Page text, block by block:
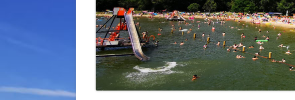
HAUSORDNUNG
VERMIETUNG
PRESSEFOTOS
JOB-ANGEBOTE